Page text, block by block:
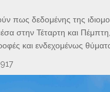
πως δεδομένης της
στην Τέταρτη και
και ενδεχομένως
917